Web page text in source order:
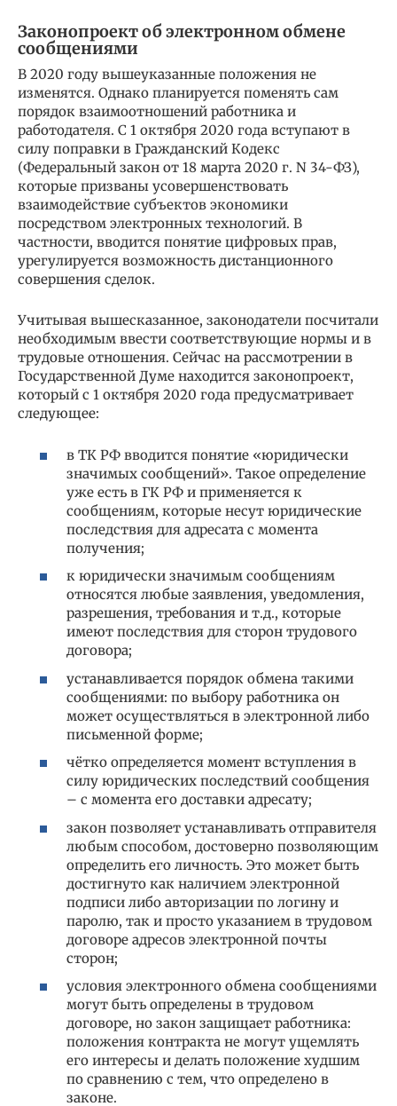
Законопроект об электронном обмене
сообщениями
В 2020 году вышеуказанные положения не
изменятся. Однако планируется поменять сам
порядок взаимоотношений работника и
работодателя. С 1 октября 2020 года вступают в
силу поправки в Гражданский Кодекс
(Федеральный закон от 18 марта 2020 г. N 34-ФЗ),
которые призваны усовершенствовать
взаимодействие субъектов экономики
посредством электронных технологий. В
частности, вводится понятие цифровых прав,
урегулируется возможность дистанционного
совершения сделок.
Учитывая вышесказанное, законодатели посчитали
необходимым ввести соответствующие нормы и в
трудовые отношения. Сейчас на рассмотрении в
Государственной Думе находится законопроект,
который с 1 октября 2020 года предусматривает
следующее:
в ТК РФ вводится понятие «юридически
значимых сообщений». Такое определение
уже есть в ГК РФ и применяется к
сообщениям, которые несут юридические
последствия для адресата с момента
получения;
к юридически значимым сообщениям
относятся любые заявления, уведомления,
разрешения, требования и т.д., которые
имеют последствия для сторон трудового
договора;
устанавливается порядок обмена такими
сообщениями: по выбору работника он
может осуществляться в электронной либо
письменной форме;
чётко определяется момент вступления в
силу юридических последствий сообщения
– с момента его доставки адресату;
закон позволяет устанавливать отправителя
любым способом, достоверно позволяющим
определить его личность. Это может быть
достигнуто как наличием электронной
подписи либо авторизации по логину и
паролю, так и просто указанием в трудовом
договоре адресов электронной почты
сторон;
условия электронного обмена сообщениями
могут быть определены в трудовом
договоре, но закон защищает работника:
положения контракта не могут ущемлять
его интересы и делать положение худшим
по сравнению с тем, что определено в
законе.